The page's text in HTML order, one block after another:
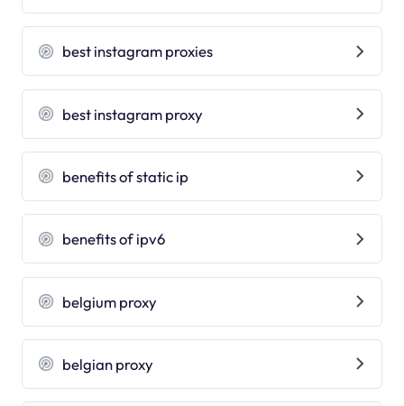
best instagram proxies
best instagram proxy
benefits of static ip
benefits of ipv6
belgium proxy
belgian proxy